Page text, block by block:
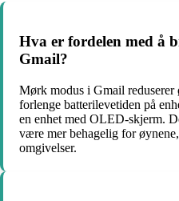
Hva er fordelen med å
Gmail?
Mørk modus i Gmail reduserer
forlenge batterilevetiden på
en enhet med OLED-skjerm.
være mer behagelig for
omgivelser.